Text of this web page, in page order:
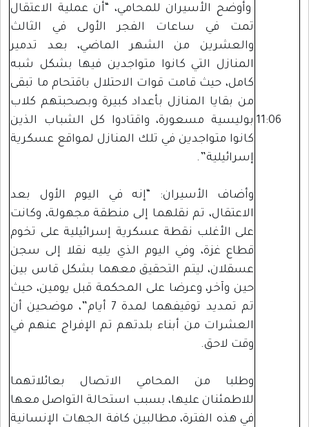
11:06
وأوضح الأسيران للمحامي، “أن عملية الاعتقال
تمت في ساعات الفجر الأولى في الثالث
والعشرين من الشهر الماضي، بعد تدمير
المنازل التي كانوا متواجدين فيها بشكل شبه
كامل، حيث قامت قوات الاحتلال باقتحام ما تبقى
من بقايا المنازل بأعداد كبيرة وبصحبتهم كلاب
بوليسية مسعورة، واقتادوا كل الشباب الذين
كانوا متواجدين في تلك المنازل لمواقع عسكرية
إسرائيلية”.
وأضاف الأسيران: “إنه في اليوم الأول بعد
الاعتقال، تم نقلهما إلى منطقة مجهولة، وكانت
على الأغلب نقطة عسكرية إسرائيلية على تخوم
قطاع غزة، وفي اليوم الذي يليه نقلا إلى سجن
عسقلان، ليتم التحقيق معهما بشكل قاس بين
حين وآخر، وعرضا على المحكمة قبل يومين، حيث
تم تمديد توقيفهما لمدة 7 أيام”، موضحين أن
العشرات من أبناء بلدتهم تم الإفراج عنهم في
وقت لاحق.
وطلبا من المحامي الاتصال بعائلاتهما
للاطمئنان عليها، بسبب استحالة التواصل معها
في هذه الفترة، مطالبين كافة الجهات الإنسانية